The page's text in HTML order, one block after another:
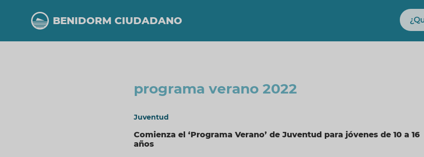
contenido
BENIDORM CIUDADANO
Buscar
programa verano 2022
Juventud
Comienza el ‘Programa Verano’ de Juventud para jóvenes de 10 a 16
años